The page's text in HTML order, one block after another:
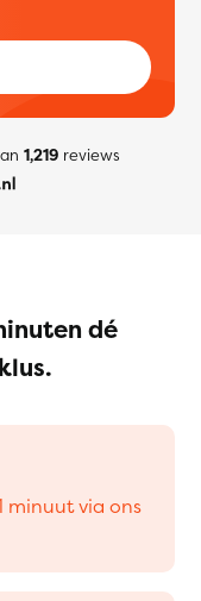
1,219reviews
dé
minuut via ons